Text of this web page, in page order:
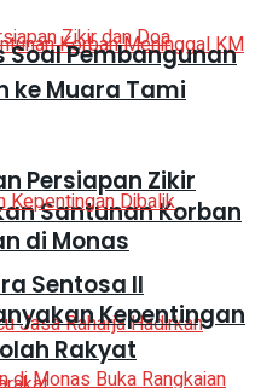
Persiapan Zikir
di Monas
Santunan Korban
Sentosa II
Soal Pembangunan
ke Muara Tami
Kepentingan
Rakyat